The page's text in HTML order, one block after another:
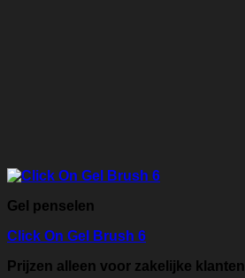
Gel penselen
Click On Gel Brush 6
Prijzen alleen voor zakelijke klanten